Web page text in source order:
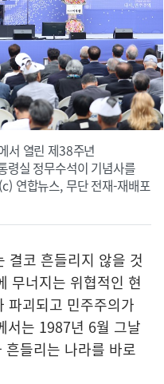
서 열린 제38주년
령실 정무수석이 기념사를
연합뉴스, 무단 전재-재배포
결코 흔들리지 않을 것
무너지는 위협적인 현
괴되고 민주주의가
서는 1987년 6월 그날
들리는 나라를 바로